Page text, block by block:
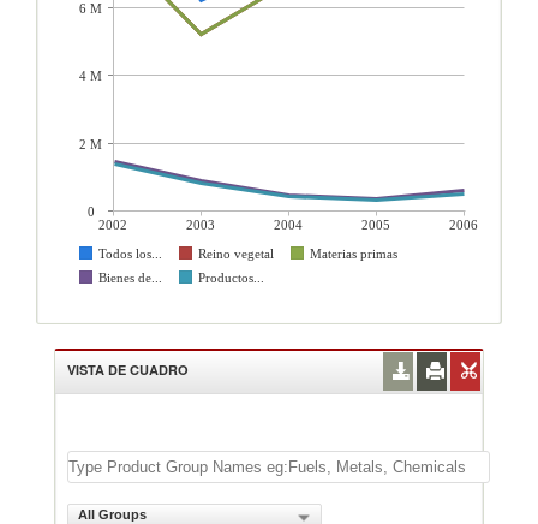
2002 2003 2004 2005
2006
Todos los...
Reino vegetal
Materias primas
Bienes de...
Productos...
6 M
4 M
2 M
0
VISTA DE CUADRO
All Groups